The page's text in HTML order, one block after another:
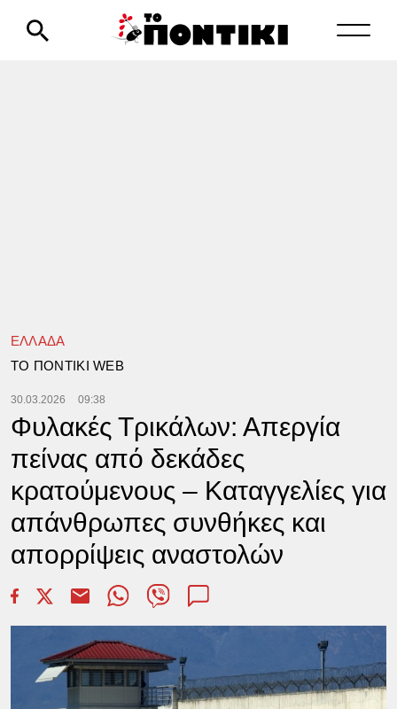
ΕΛΛΑΔΑ
TΟ ΠΟΝΤΙΚΙ WEB
30.03.2026 09:38
Φυλακές Τρικάλων: Απεργία
πείνας από δεκάδες
κρατούμενους – Καταγγελίες για
απάνθρωπες συνθήκες και
απορρίψεις αναστολών